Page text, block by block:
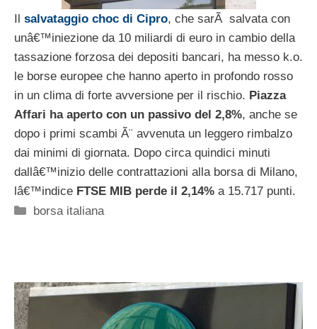
Il salvataggio choc di Cipro, che sarÃ salvata con
unâ€™iniezione da 10 miliardi di euro in cambio della
tassazione forzosa dei depositi bancari, ha messo k.o.
le borse europee che hanno aperto in profondo rosso
in un clima di forte avversione per il rischio. Piazza
Affari ha aperto con un passivo del 2,8%, anche se
dopo i primi scambi Ã¨ avvenuta un leggero rimbalzo
dai minimi di giornata. Dopo circa quindici minuti
dallâ€™inizio delle contrattazioni alla borsa di Milano,
lâ€™indice FTSE MIB perde il 2,14% a 15.717 punti.
Categorie
borsa italiana